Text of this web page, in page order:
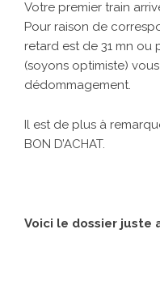
Votre premier train
Pour raison de
retard est de 31 mn ou
(soyons optimiste)
dédommagement.
Il est de plus à
BON D’ACHAT.
Voici le dossier juste